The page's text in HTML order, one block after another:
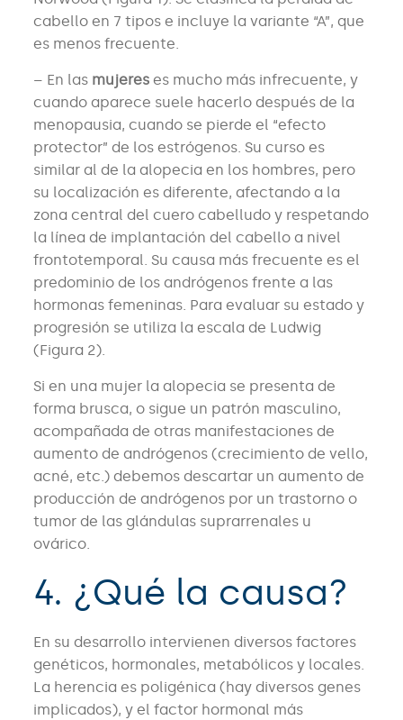
cabello en 7 tipos e incluye la variante “A”, que
es menos frecuente.
– En las mujeres es mucho más infrecuente, y
cuando aparece suele hacerlo después de la
menopausia, cuando se pierde el “efecto
protector” de los estrógenos. Su curso es
similar al de la alopecia en los hombres, pero
su localización es diferente, afectando a la
zona central del cuero cabelludo y respetando
la línea de implantación del cabello a nivel
frontotemporal. Su causa más frecuente es el
predominio de los andrógenos frente a las
hormonas femeninas. Para evaluar su estado y
progresión se utiliza la escala de Ludwig
(Figura 2).
Si en una mujer la alopecia se presenta de
forma brusca, o sigue un patrón masculino,
acompañada de otras manifestaciones de
aumento de andrógenos (crecimiento de vello,
acné, etc.) debemos descartar un aumento de
producción de andrógenos por un trastorno o
tumor de las glándulas suprarrenales u
ovárico.
4. ¿Qué la causa?
En su desarrollo intervienen diversos factores
genéticos, hormonales, metabólicos y locales.
La herencia es poligénica (hay diversos genes
implicados), y el factor hormonal más